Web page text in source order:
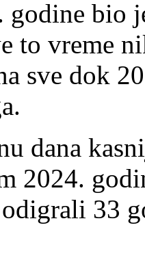
godine bio
to vreme
sve dok
dana
2024.
odigrali 33